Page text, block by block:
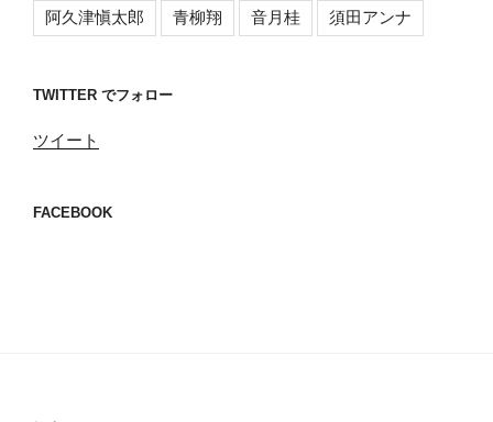
阿久津愼太郎 青柳翔 音月桂 須田アンナ
TWITTER でフォロー
ツイート
FACEBOOK